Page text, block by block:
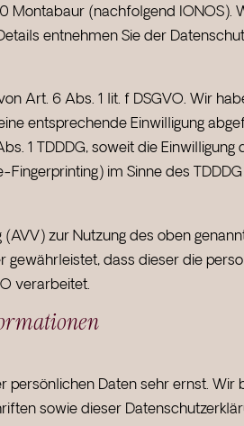
Montabaur (nachfolgend IONOS).
entnehmen Sie der
Art. 6 Abs. 1 lit. f DSGVO. Wir
entsprechende Einwilligung
1 TDDDG, soweit die
im Sinne des
zur Nutzung des oben
dass dieser die
verarbeitet.
persönlichen Daten sehr ernst.
sowie dieser